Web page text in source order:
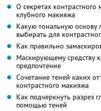
О секретах контрастного
клубного макияжа
Какую тональную основу
выбирать для
Как правильно
Маскирующему средству
предпочтение
Сочетание теней каких
контрастного макияжа
Как подчеркнуть разрез
помощью теней